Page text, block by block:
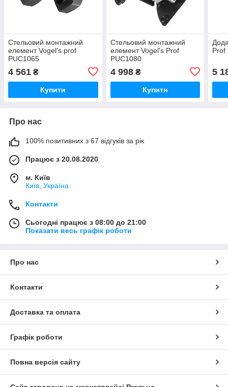
Стельовий монтажний
елемент Vogel's prof
PUC1065
4 561 ₴
Купити
Стельовий монтажний
елемент Vogel's Prof
PUC1080
4 998₴
Купити
Prof
5
Про нас
100% позитивних з 67 відгуків за рік
Працює з 20.08.2020
м. Київ
Київ, Україна
Контакти
Сьогодні працює з 08:00 до 21:00
Показати весь графік роботи
Про нас
Контакти
Доставка та оплата
Графік роботи
Повна версія сайту